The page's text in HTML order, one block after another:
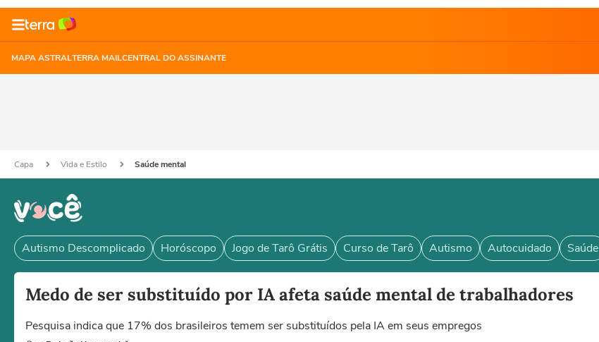
MAPA ASTRALTERRA MAILCENTRAL DO ASSINANTE
Capa Vida e Estilo Saúde mental
Autismo Descomplicado Horóscopo Jogo de Tarô Grátis Curso de Tarô Autismo Autocuidado Saúde
Medo de ser substituído por IA afeta saúde mental de trabalhadores
Pesquisa indica que 17% dos brasileiros temem ser substituídos pela IA em seus empregos